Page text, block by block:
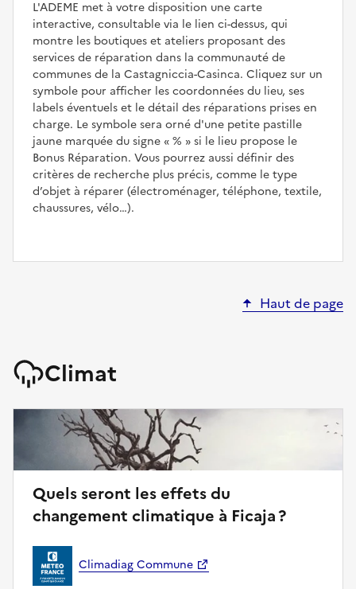
L'ADEME met à votre disposition une carte
interactive, consultable via le lien ci-dessus, qui
montre les boutiques et ateliers proposant des
services de réparation dans la communauté de
communes de la Castagniccia-Casinca. Cliquez sur un
symbole pour afficher les coordonnées du lieu, ses
labels éventuels et le détail des réparations prises en
charge. Le symbole sera orné d'une petite pastille
jaune marquée du signe
%
si le lieu propose le
Bonus Réparation. Vous pourrez aussi définir des
critères de recherche plus précis, comme le type
d’objet à réparer (électroménager, téléphone, textile,
chaussures, vélo…).
Haut de page
Climat
Quels seront les effets du
changement climatique à Ficaja ?
Climadiag Commune